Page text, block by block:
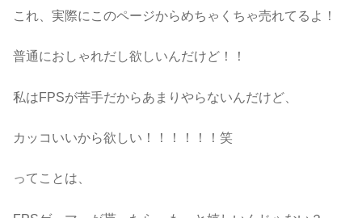
これ、実際にこのページからめちゃくちゃ売れてるよ！
普通におしゃれだし欲しいんだけど！！
私はFPSが苦手だからあまりやらないんだけど、
カッコいいから欲しい！！！！！！笑
ってことは、